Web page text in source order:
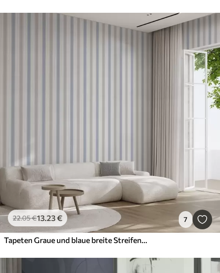
22.05€13.23€ 7
Tapeten Graue und blaue breite Streifen auf weißem Hintergrund